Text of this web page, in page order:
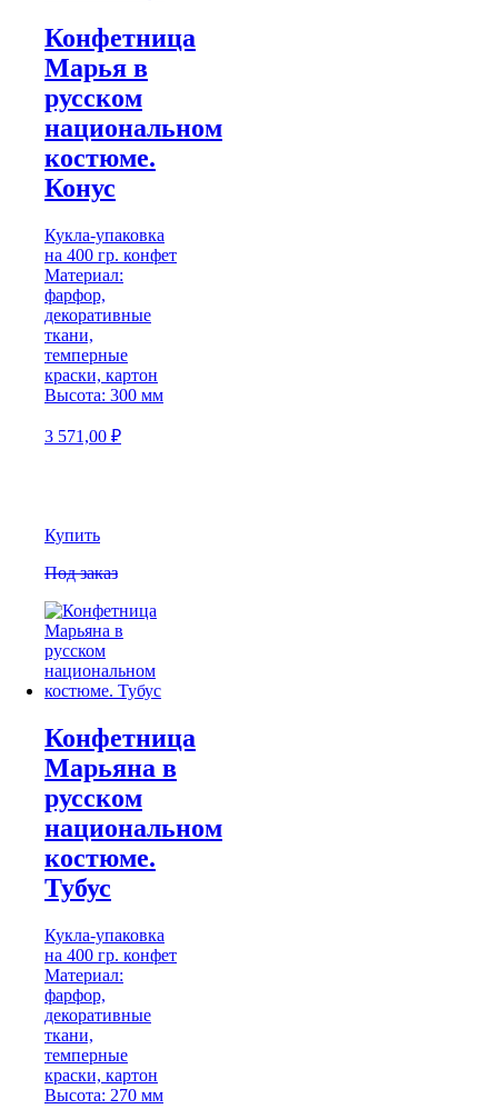
Конфетница
Марья в
русском
национальном
костюме.
Конус
Кукла-упаковка
на 400 гр. конфет
Материал:
фарфор,
декоративные
ткани,
темперные
краски, картон
Высота: 300 мм
3 571,00 ₽
Купить
Под заказ
Конфетница
Марьяна в
русском
национальном
костюме.
Тубус
Кукла-упаковка
на 400 гр. конфет
Материал:
фарфор,
декоративные
ткани,
темперные
краски, картон
Высота: 270 мм